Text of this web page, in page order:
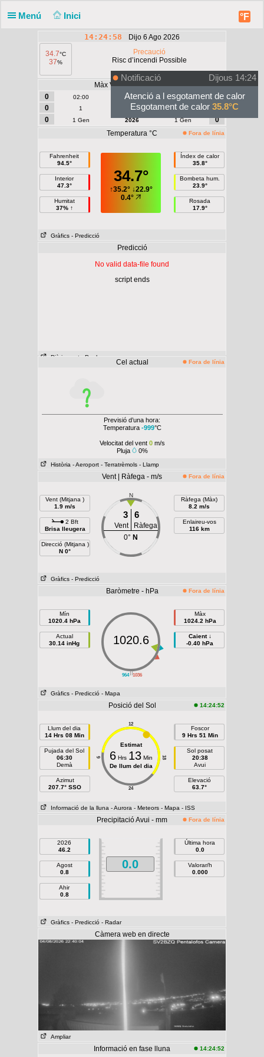
Menú Inici °F
14:24:58
Dijo 6 Ago 2026
34.7°C
37%
Precaució
Risc d’incendi Possible
Màx Vent | Ràfega - m/s
0
02:00 Avui 02:00
0
0
1 Agost 1
0
0
1 Gen 2026 1 Gen
0
Temperatura °C
Fora de línia
Fahrenheit
94.5°
Interior
47.3°
Humitat
37% ↑
34.7°
↑35.2°↓22.9°
0.4°
Índex de calor
35.8°
Bombeta hum.
23.9°
Rosada
17.9°
Gràfics - Predicció
Predicció
No valid data-file found
script ends
Diàriament - Per hora
Cel actual Fora de línia
Previsió d’una hora:
Temperatura -999°C
Velocitat del vent 0m/s
Pluja
0%
Història - Aeroport - Terratrèmols - Llamp
Vent | Ràfega - m/s Fora de línia
Vent (Mitjana )
1.9 m/s
2 Bft
Brisa lleugera
Direcció (Mitjana )
N 0°
N
3 6
Vent
Ràfega
0° N
Ràfega (Màx)
8.2 m/s
Enlaireu-vos
116 km
Gràfics - Predicció
Baròmetre - hPa Fora de línia
Mín
1020.4 hPa
Actual
30.14 inHg
||
964 1036
1020.6
Màx
1024.2 hPa
Caient ↓
-0.40 hPa
Gràfics - Predicció - Mapa
Posició del Sol 14:24:52
Llum del dia
14 Hrs 08 Min
Pujada del Sol
06:30
Demà
Azimut
207.7° SSO
12
24
6 18
Estimat
6Hrs 13Min
De llum del dia
Foscor
9 Hrs 51 Min
Sol posat
20:38
Avui
Elevació
63.7°
Informació de la lluna - Aurora - Meteors - Mapa - ISS
Precipitació Avui - mm Fora de línia
2026
46.2
Agost
0.8
Ahir
0.8
0.0
Última hora
0.0
Valorar/h
0.000
Gràfics - Predicció - Radar
Càmera web en directe
Ampliar
Informació en fase lluna 14:24:52
Notificació
Dijous 14:24
Atenció a l esgotament de calor
Esgotament de calor 35.8°C